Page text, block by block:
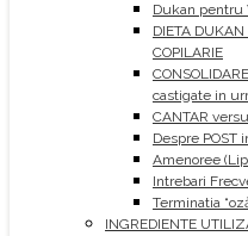
Dukan pentru
DIETA
COPILARIE
castigate in
CANTAR
Despre POST
Amenoree
Intrebari
Terminatia
INGREDIENTE